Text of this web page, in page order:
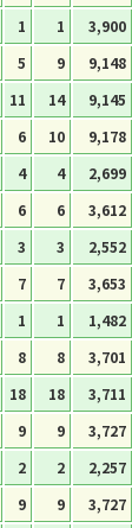
1 1
3,900
5 9 9,148
11 14
9,145
6 10 9,178
4 4
2,699
6 6 3,612
3 3
2,552
7 7 3,653
1 1
1,482
8 8 3,701
18 18
3,711
9 9
3,727
2 2
2,257
9 9
3,727